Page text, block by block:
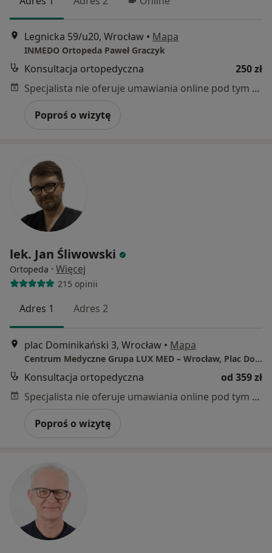
Legnicka 59/u20, Wrocław • Mapa
INMEDO Ortopeda Paweł Graczyk
Konsultacja ortopedyczna
250 zł
Specjalista nie oferuje umawiania online pod tym adresem.
Poproś o wizytę
lek. Jan Śliwowski
Ortopeda · Więcej
215 opinii
Adres 1 Adres 2
plac Dominikański 3, Wrocław • Mapa
Centrum Medyczne Grupa LUX MED – Wrocław, Plac Dominikański 3
Konsultacja ortopedyczna
od 359 zł
Specjalista nie oferuje umawiania online pod tym adresem.
Poproś o wizytę